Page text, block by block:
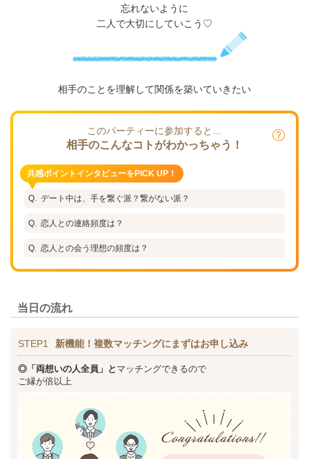
忘れないように
二人で大切にしていこう♡
相手のことを理解して関係を築いていきたい
このパーティーに参加すると…
相手のこんなコトがわかっちゃう！
共感ポイントインタビューをPICK UP！
デート中は、手を繋ぐ派？繋がない派？
恋人との連絡頻度は？
恋人との会う理想の頻度は？
当日の流れ
STEP1 新機能！複数マッチングにまずはお申し込み
◎「両想いの人全員」と マッチングできるので
ご縁が倍以上